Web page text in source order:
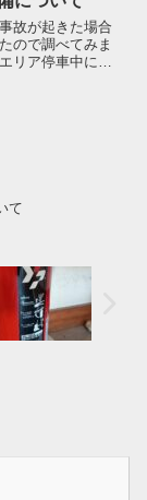
故が起きた場合
ので調べてみま
リア停車中に消
て